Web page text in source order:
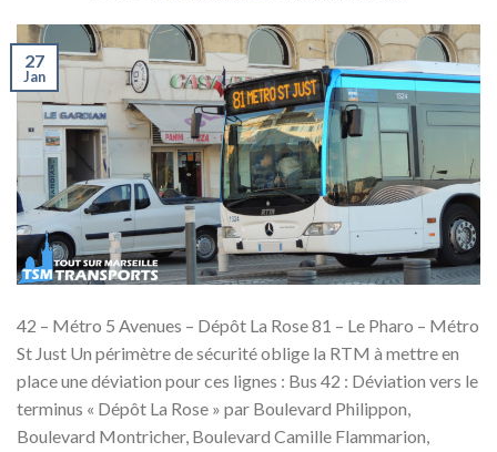
27
Jan
42 – Métro 5 Avenues – Dépôt La Rose 81 – Le Pharo – Métro
St Just Un périmètre de sécurité oblige la RTM à mettre en
place une déviation pour ces lignes : Bus 42 : Déviation vers le
terminus « Dépôt La Rose » par Boulevard Philippon,
Boulevard Montricher, Boulevard Camille Flammarion,